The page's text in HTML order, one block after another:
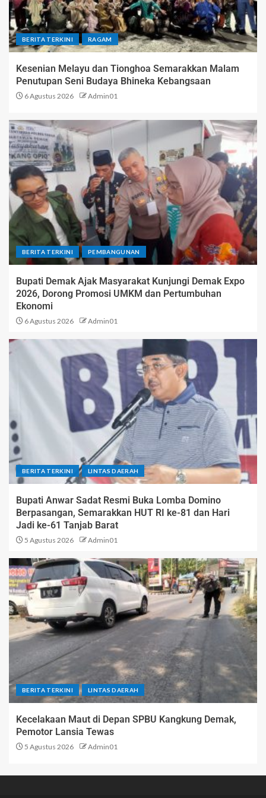
BERITA TERKINI RAGAM
Kesenian Melayu dan Tionghoa Semarakkan Malam
Penutupan Seni Budaya Bhineka Kebangsaan
6 Agustus 2026 Admin01
BERITA TERKINI PEMBANGUNAN
Bupati Demak Ajak Masyarakat Kunjungi Demak Expo
2026, Dorong Promosi UMKM dan Pertumbuhan
Ekonomi
6 Agustus 2026 Admin01
BERITA TERKINI LINTAS DAERAH
Bupati Anwar Sadat Resmi Buka Lomba Domino
Berpasangan, Semarakkan HUT RI ke-81 dan Hari
Jadi ke-61 Tanjab Barat
5 Agustus 2026 Admin01
BERITA TERKINI LINTAS DAERAH
Kecelakaan Maut di Depan SPBU Kangkung Demak,
Pemotor Lansia Tewas
5 Agustus 2026 Admin01